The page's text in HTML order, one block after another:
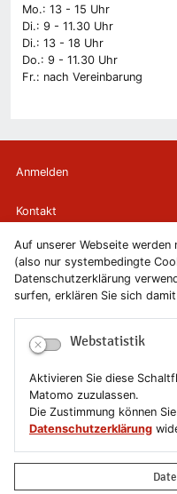
Auf unserer Webseite
(also nur systembedingte
Datenschutzerklärung
surfen, erklären Sie sich
Webstatistik
Aktivieren Sie diese
Matomo zuzulassen.
Die Zustimmung können
Datenschutzerklärung
Mo.: 13 - 15 Uhr
Di.: 9 - 11.30 Uhr
Di.: 13 - 18 Uhr
Do.: 9 - 11.30 Uhr
Fr.: nach Vereinbarung
Anmelden
Kontakt
Newsletter
Newsletterabmeldung
Erklärung zur Barrierefreiheit
Leichte Sprache
Sitemap